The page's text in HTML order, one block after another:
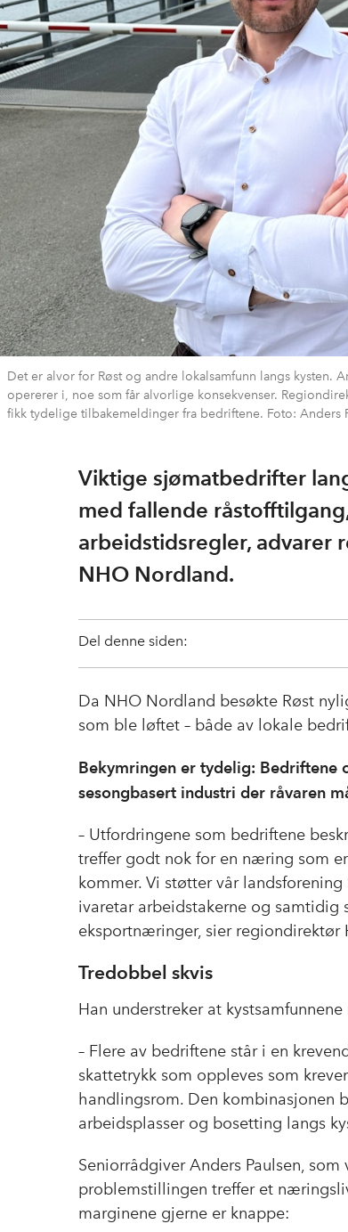
Det er alvor for Røst og andre lokalsamfunn langs
opererer i, noe som får alvorlige konsekvenser.
fikk tydelige tilbakemeldinger fra bedriftene. Foto: Anders
Viktige sjømatbedrifter
med fallende
arbeidstidsregler, advarer
NHO Nordland.
Del denne siden:
Da NHO Nordland besøkte Røst
som ble løftet – både av lokale
Bekymringen er tydelig: Bedriftene
sesongbasert industri der råvaren
– Utfordringene som bedriftene
treffer godt nok for en næring som
kommer. Vi støtter vår
ivaretar arbeidstakerne og samtidig
eksportnæringer, sier regiondirektør
Tredobbel skvis
Han understreker at
– Flere av bedriftene står i en
skattetrykk som oppleves som
handlingsrom. Den kombinasjonen
arbeidsplasser og bosetting langs
Seniorrådgiver Anders Paulsen,
problemstillingen treffer et
marginene gjerne er knappe: